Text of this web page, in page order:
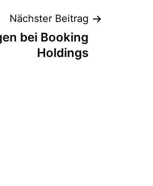
Nächster Beitrag
bei Booking
Holdings